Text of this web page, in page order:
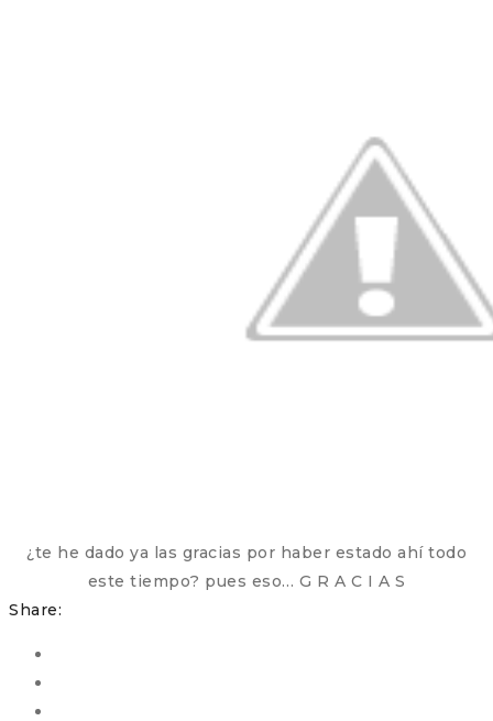
¿te he dado ya las gracias por haber estado ahí todo
este tiempo? pues eso… G R A C I A S
Share: